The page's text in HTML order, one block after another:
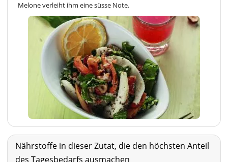
Melone verleiht ihm eine süsse Note.
Nährstoffe in dieser Zutat, die den höchsten Anteil
des Tagesbedarfs ausmachen